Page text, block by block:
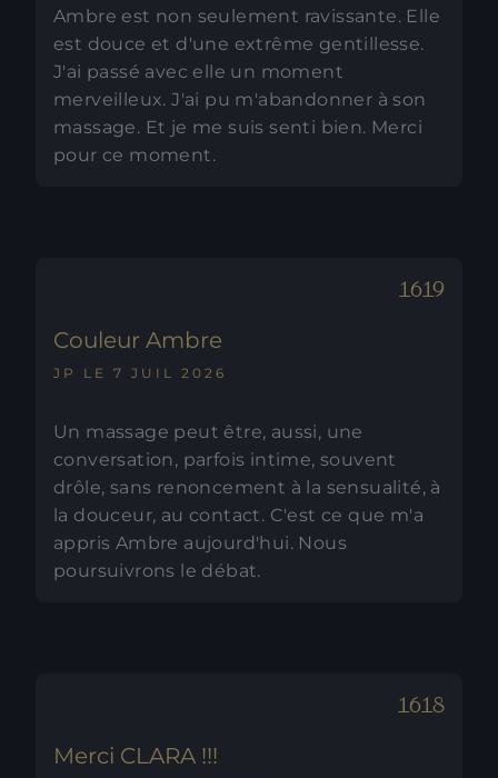
Ambre est non seulement ravissante. Elle
est douce et d'une extrême gentillesse.
J'ai passé avec elle un moment
merveilleux. J'ai pu m'abandonner à son
massage. Et je me suis senti bien. Merci
pour ce moment.
Couleur Ambre
JP LE 7 JUIL 2026
Un massage peut être, aussi, une
conversation, parfois intime, souvent
drôle, sans renoncement à la sensualité, à
la douceur, au contact. C'est ce que m'a
appris Ambre aujourd'hui. Nous
poursuivrons le débat.
Merci CLARA !!!